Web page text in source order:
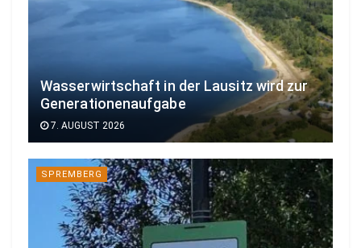
Wasserwirtschaft in der Lausitz wird zur
Generationenaufgabe
7. AUGUST 2026
SPREMBERG